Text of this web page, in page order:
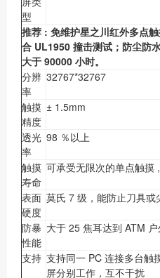
型
推荐 : 免维护星之川红外多点
合 UL1950 撞击测试；防尘防
大于 90000 小时。
分辨
率
32767*32767
触摸
精度
± 1.5mm
透光
率
98 ％以上
触摸
寿命
可承受无限次的单点触摸
表面
硬度
莫氏 7 级，能防止刀具或
防暴
性能
大于 25 焦耳达到 ATM
支持 支持同一 PC 连接多台触
屏分别工作，互不干扰